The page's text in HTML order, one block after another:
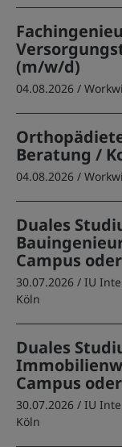
(m/w/d)
04.08.2026 /
Beratung /
04.08.2026 /
Duales
Campus
30.07.2026 / IU
Köln
Duales
Campus
30.07.2026 / IU
Köln